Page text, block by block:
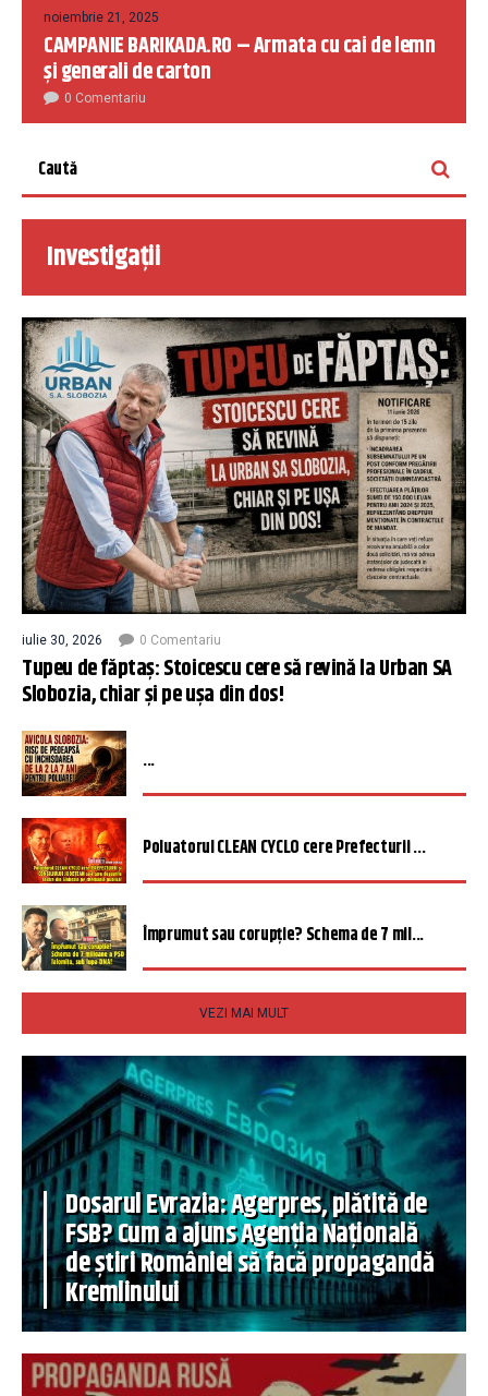
noiembrie 21, 2025
CAMPANIE BARIKADA.RO – Armata cu cai de lemn
și generali de carton
0 Comentariu
Investigații
iulie 30, 2026 0 Comentariu
Tupeu de făptaș: Stoicescu cere să revină la Urban SA
Slobozia, chiar și pe ușa din dos!
...
Poluatorul CLEAN CYCLO cere Prefecturii ...
Împrumut sau corupție? Schema de 7 mil...
VEZI MAI MULT
Dosarul Evrazia: Agerpres, plătită de
FSB? Cum a ajuns Agenția Națională
de știri României să facă propagandă
Kremlinului